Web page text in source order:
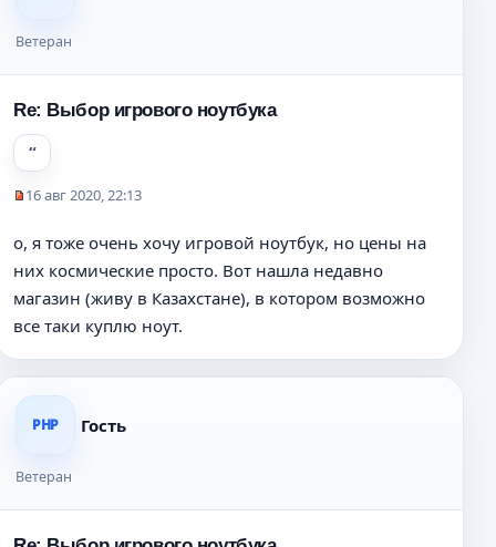
щ
и
е
Ветеран
Re: Выбор игрового ноутбука
п
р
о
и
т
а
н
н
с
16 авг 2020, 22:13
о, я тоже очень хочу игровой ноутбук, но цены на
них космические просто. Вот нашла недавно
магазин (живу в Казахстане), в котором возможно
все таки куплю ноут.
PHP Гость
Ветеран